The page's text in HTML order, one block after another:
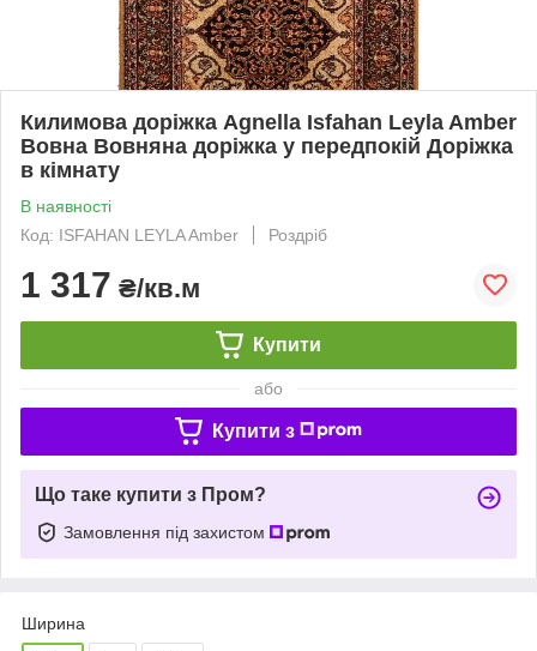
Килимова доріжка Agnella Isfahan Leyla Amber
Вовна Вовняна доріжка у передпокій Доріжка
в кімнату
В наявності
Код: ISFAHAN LEYLA Amber
Роздріб
1 317 ₴/кв.м
Купити
або
Купити з
Що таке купити з Пром?
Замовлення під захистом
Ширина